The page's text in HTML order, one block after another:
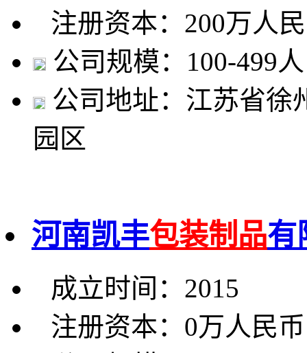
注册资本：200万人
公司规模：100-499人
公司地址：江苏省徐
园区
河南凯丰包装制品有
成立时间：2015
注册资本：0万人民币